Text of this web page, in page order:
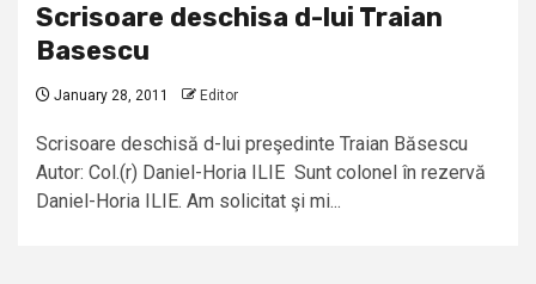
Scrisoare deschisa d-lui Traian
Basescu
January 28, 2011 Editor
Scrisoare deschisă d-lui preşedinte Traian Băsescu
Autor: Col.(r) Daniel-Horia ILIE Sunt colonel în rezervă
Daniel-Horia ILIE. Am solicitat şi mi...